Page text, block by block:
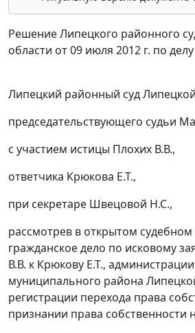
Решение Липецкого районного
области от 09 июля 2012 г. по
Липецкий районный суд
председательствующего судьи
с участием истицы Плохих В.В.,
ответчика Крюкова Е.Т.,
при секретаре Швецовой Н.С.,
рассмотрев в открытом судебном
гражданское дело по исковому
В.В. к Крюкову Е.Т.,
муниципального района
регистрации перехода права
признании права собственности